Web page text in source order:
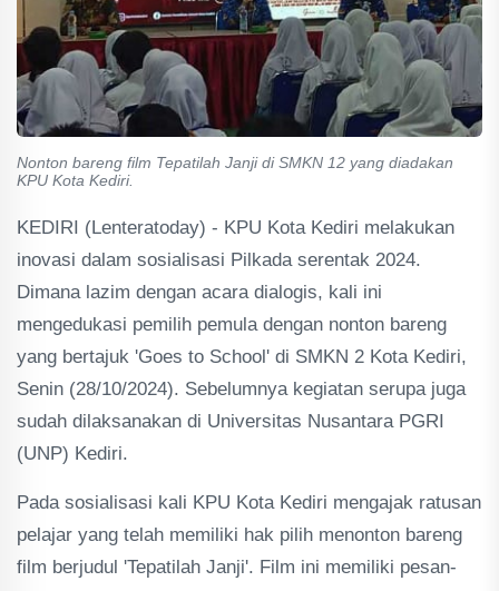
Nonton bareng film Tepatilah Janji di SMKN 12 yang diadakan
KPU Kota Kediri.
KEDIRI (Lenteratoday) - KPU Kota Kediri melakukan
inovasi dalam sosialisasi Pilkada serentak 2024.
Dimana lazim dengan acara dialogis, kali ini
mengedukasi pemilih pemula dengan nonton bareng
yang bertajuk 'Goes to School' di SMKN 2 Kota Kediri,
Senin (28/10/2024). Sebelumnya kegiatan serupa juga
sudah dilaksanakan di Universitas Nusantara PGRI
(UNP) Kediri.
Pada sosialisasi kali KPU Kota Kediri mengajak ratusan
pelajar yang telah memiliki hak pilih menonton bareng
film berjudul 'Tepatilah Janji'. Film ini memiliki pesan-